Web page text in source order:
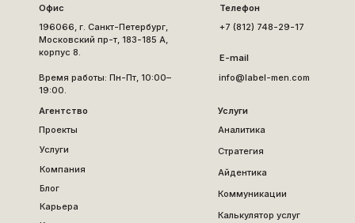
Офис
196066, г. Санкт-Петербург,
Московский пр-т, 183-185 А,
корпус 8.
Время работы: Пн-Пт, 10:00–
19:00.
Агентство
Проекты
Услуги
Компания
Блог
Карьера
Услуги
Аналитика
Стратегия
Айдентика
Коммуникации
Калькулятор услуг
Телефон
+7 (812) 748-29-17
E-mail
info@label-men.com